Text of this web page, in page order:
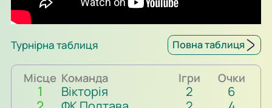
Турнірна таблиця Повна таблиця
Місце Команда Ігри Очки
1 Вікторія 2
6